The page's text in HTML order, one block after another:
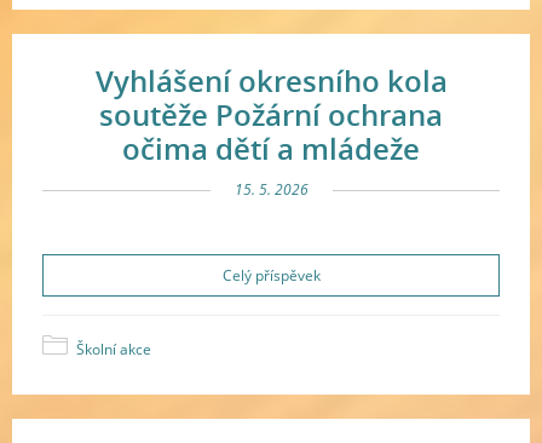
Vyhlášení okresního kola
soutěže Požární ochrana
očima dětí a mládeže
15. 5. 2026
Celý příspěvek
Školní akce